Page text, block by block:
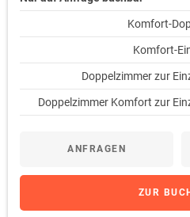
Komfort-
Komfort-
Doppelzimmer zur
Doppelzimmer Komfort zur
ANFRAGEN
ZUR